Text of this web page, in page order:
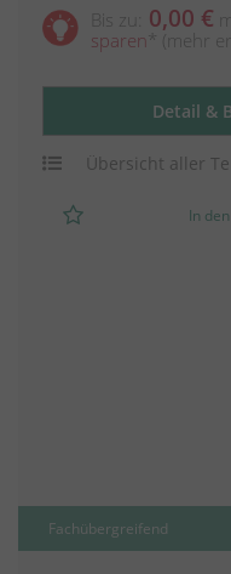
Bis zu: 0,00 €
sparen
(mehr
Detail &
Übersicht aller
In
Fachübergreifend